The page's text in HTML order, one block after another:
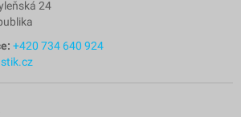
24
+420 734 640 924